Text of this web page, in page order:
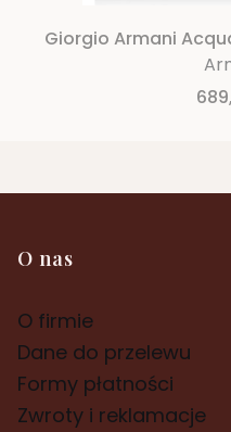
Giorgio Armani
Linki w stopce
O nas
O firmie
Dane do przelewu
Formy płatności
Zwroty i reklamacje